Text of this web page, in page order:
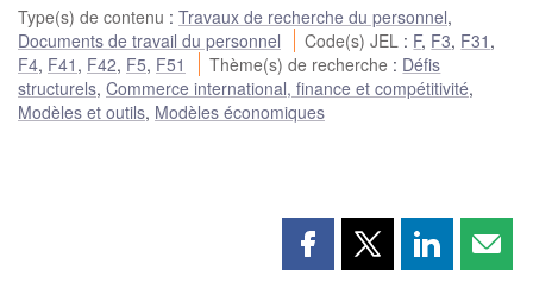
Type(s) de contenu : Travaux de recherche du personnel,
Documents de travail du personnel
Code(s) JEL : F, F3, F31 ,
F4, F41 , F42, F5, F51 Thème(s) de recherche : Défis
structurels, Commerce international, finance et compétitivité,
Modèles et outils, Modèles économiques
PartagerPartagerPartager